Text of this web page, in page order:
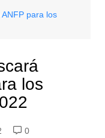
para los
los
0